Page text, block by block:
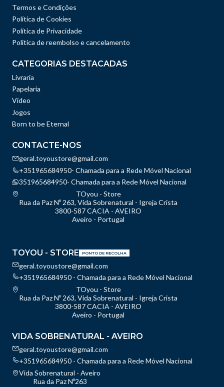
Termos e Condições
Política de Cookies
Política de Privacidade
Politica de reembolso e cancelamento
CATEGORIAS DESTACADAS
Livraria
Papelaria
Vídeo
Jogos
Born to be Eternal
CONTACTE-NOS
geral.toyoustore@gmail.com
+351965684950- Chamada para a Rede Móvel Nacional
351965684950- Chamada para a Rede Móvel Nacional
TOyou - Store
Rua da Paz Nº 263, Vida Sobrenatural - Igreja Crista
3800-587 CACIA - AVEIRO
Aveiro - Portugal
TOYOU - STORE PONTO DE RECOLHA
geral.toyoustore@gmail.com
+351965684950 - Chamada para a Rede Móvel Nacional
TOyou - Store
Rua da Paz Nº 263, Vida Sobrenatural - Igreja Crista
3800-587 CACIA - AVEIRO
Aveiro - Portugal
VIDA SOBRENATURAL - AVEIRO
geral.toyoustore@gmail.com
+351965684950 - Chamada para a Rede Móvel Nacional
Vida Sobrenatural - Aveiro
Rua da Paz Nº263